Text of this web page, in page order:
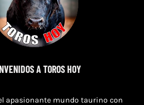
A TOROS HOY
apasionante mundo taurino con